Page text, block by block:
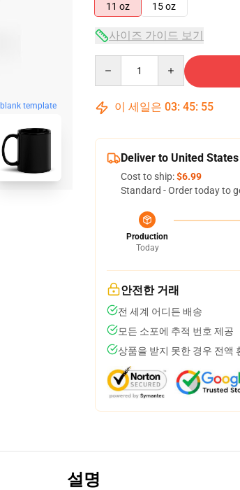
blank template
11 oz
15 oz
사이즈 가이드 보기
이 세일은 03: 45: 54
Deliver to United States
Cost to ship:$6.99
Standard - Order today to
Production
Today
안전한 거래
전 세계 어디든 배송
모든 소포에 추적 번호 제공
상품을 받지 못한 경우 전액
설명